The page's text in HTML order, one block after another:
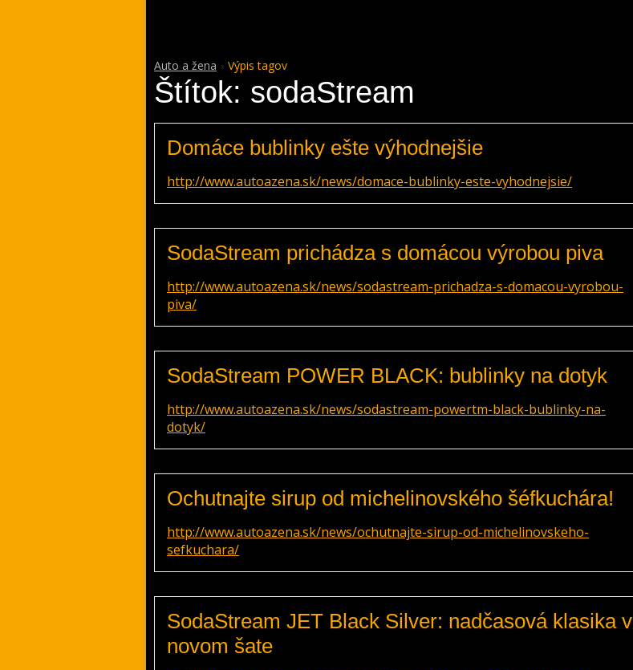
Auto a žena Výpis tagov
Štítok: sodaStream
Domáce bublinky ešte výhodnejšie
http://www.autoazena.sk/news/domace-bublinky-este-vyhodnejsie/
SodaStream prichádza s domácou výrobou piva
http://www.autoazena.sk/news/sodastream-prichadza-s-domacou-vyrobou-
piva/
SodaStream POWER BLACK: bublinky na dotyk
http://www.autoazena.sk/news/sodastream-powertm-black-bublinky-na-
dotyk/
Ochutnajte sirup od michelinovského šéfkuchára!
http://www.autoazena.sk/news/ochutnajte-sirup-od-michelinovskeho-
sefkuchara/
SodaStream JET Black Silver: nadčasová klasika v
novom šate